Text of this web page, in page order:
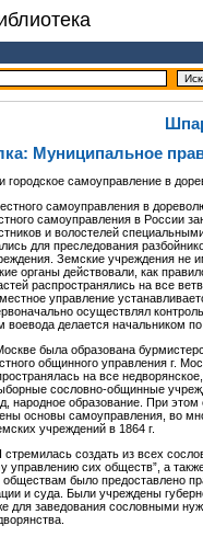
Муниципальное
городское самоуправление в
самоуправления в
самоуправления в России
и волостелей
для преследования
Земские учреждения не
органы действовали, как
распространялись на все
управление
осуществлял
воевода делается начальником
была образована
общинного управления г.
на все
сословно-общинные
народное образование. При
осно­вы самоуправления, во
учреждений в 1864 г.
стремилась создать из всех
управлению сих обществ”, а
было предоставлено
и суда. Были учреждены
для заведования сословными